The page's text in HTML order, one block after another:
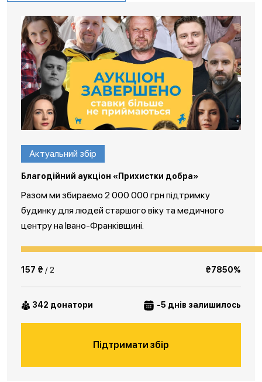
Актуальний збір
Благодійний аукціон «Прихистки добра»
Разом ми збираємо 2 000 000 грн підтримку
будинку для людей старшого віку та медичного
центру на Івано-Франківщині.
157 ₴ / 2 ₴7850%
342 донатори -5 днів залишилось
Підтримати збір